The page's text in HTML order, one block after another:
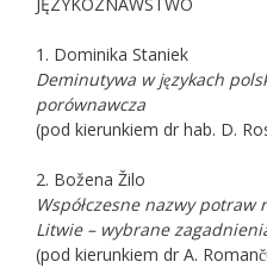
1. Dominika Staniek
Deminutywa w językach
porównawcza
(pod kierunkiem dr hab. D.
2. Božena Žilo
Współczesne nazwy
Litwie – wybrane
(pod kierunkiem dr A.